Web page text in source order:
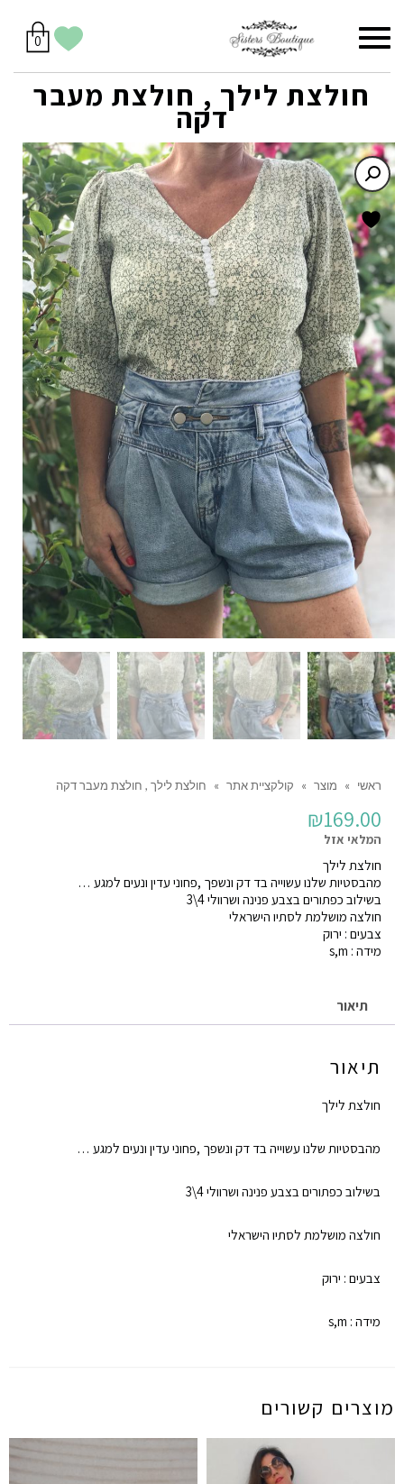
יש
לך
0מוצרים
בסל
הווישליסט
תפריט
חולצת לילך , חולצת מעבר
דקה
ראשי » מוצר » קולקציית אתר » חולצת לילך , חולצת מעבר דקה
₪169.00
המלאי אזל
חולצת לילך
מהבסטיות שלנו עשוייה בד דק ונשפך ,פחוני עדין ונעים למגע …
בשילוב כפתורים בצבע פנינה ושרוולי 4\3
חולצה מושלמת לסתיו הישראלי
צבעים : ירוק
מידה : s,m
תיאור
תיאור
חולצת לילך
מהבסטיות שלנו עשוייה בד דק ונשפך ,פחוני עדין ונעים למגע …
בשילוב כפתורים בצבע פנינה ושרוולי 4\3
חולצה מושלמת לסתיו הישראלי
צבעים : ירוק
מידה : s,m
מוצרים קשורים